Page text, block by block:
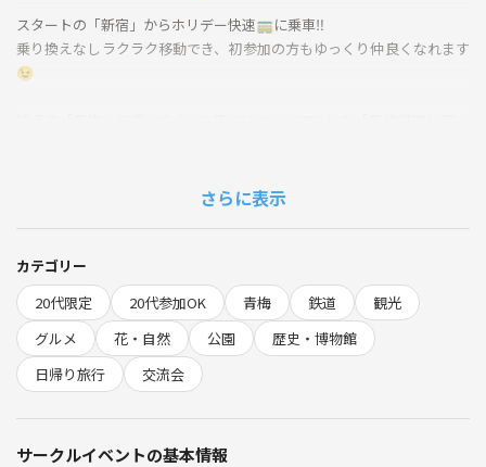
スタートの「新宿」からホリデー快速🚃に乗車‼️
乗り換えなしラクラク移動でき、初参加の方もゆっくり仲良くなれます
😉
【童心にかえって遊びましょう😆】
開業時から活躍した0系新幹線🚅など多くの鉄道車両が展示されてお
り、鉄道の歴史を学ぶことができます📖
運転士気分になれるトレインシミュレータや大きな滑り台⁉️もあり、童
心にかえって遊びましょう😝
午前中たっぷり遊んだあとは、みんなで歓談を楽しみながらのランチタ
さらに表示
カテゴリー
20代限定
20代参加OK 青梅 鉄道
観光
グルメ
花・自然 公園
歴史・博物館
日帰り旅行
交流会
サークルイベントの基本情報